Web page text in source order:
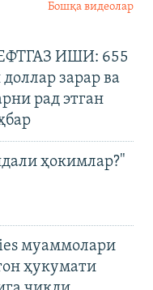
Бошқа видеолар
ИШИ: 655
зарар ва
рад этган
ҳокимлар?"
муаммолари
ҳукумати